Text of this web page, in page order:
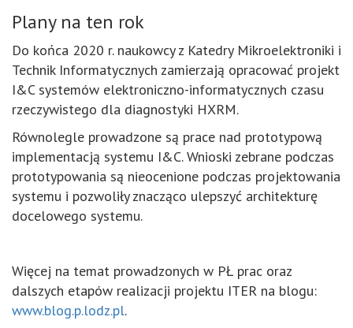
Plany na ten rok
Do końca 2020 r. naukowcy z Katedry Mikroelektroniki i
Technik Informatycznych zamierzają opracować projekt
I&C systemów elektroniczno-informatycznych czasu
rzeczywistego dla diagnostyki HXRM.
Równolegle prowadzone są prace nad prototypową
implementacją systemu I&C. Wnioski zebrane podczas
prototypowania są nieocenione podczas projektowania
systemu i pozwoliły znacząco ulepszyć architekturę
docelowego systemu.
Więcej na temat prowadzonych w PŁ prac oraz
dalszych etapów realizacji projektu ITER na blogu:
www.blog.p.lodz.pl.